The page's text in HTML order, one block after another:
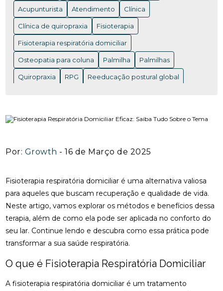
Por: Growth - 16 de Março de 2025
Fisioterapia respiratória domiciliar é uma alternativa valiosa
para aqueles que buscam recuperação e qualidade de vida.
Neste artigo, vamos explorar os métodos e benefícios dessa
terapia, além de como ela pode ser aplicada no conforto do
seu lar. Continue lendo e descubra como essa prática pode
transformar a sua saúde respiratória.
O que é Fisioterapia Respiratória Domiciliar
A fisioterapia respiratória domiciliar é um tratamento
ACUPUNTURA EM NITERÓI: BENEFÍCIOS E ONDE
ENCONTRAR OS MELHORES PROFISSIONAIS
ACUPUNTURA EM NITERÓI: BENEFÍCIOS QUE VOCÊ
PRECISA CONHECER
ACUPUNTURA EM NITERÓI: DESCUBRA OS
BENEFÍCIOS DESSA TERAPIA MILENAR
BENEFÍCIOS E ENCONTRE OS MELHORES
INCRÍVEIS PARA ALÍVIO
ACUPUNTURA PARA ALIVIAR A DOR DO NERVO
CIÁTICO E MELHORAR A QUALIDADE DE VIDA
ACUPUNTURA PARA ALIVIAR DOR NO NERVO
CIÁTICO
ACUPUNTURA PARA ALIVIAR NERVO CIÁTICO
ACUPUNTURA PARA COLUNA: COMO ALIVIAR
DORES E PROMOVER A SAÚDE
Acupunturista Atendimento Clínica
Clínica de quiropraxia Fisioterapia
Fisioterapia respiratória domiciliar
Osteopatia para coluna Palmilha Palmilhas
Quiropraxia RPG Reeducação postural global
fisioterapia na reabilitação vestibular fisioterapia ocular
fisioterapia para labirinto
onde fazer fisioterapia respiratória
osteopatia cervical osteopatia coluna
osteopatia hérnia de disco osteopatia nervo ciático
palmilha esporão palmilha fascite plantar
palmilha fascite plantar preço palmilha joanete